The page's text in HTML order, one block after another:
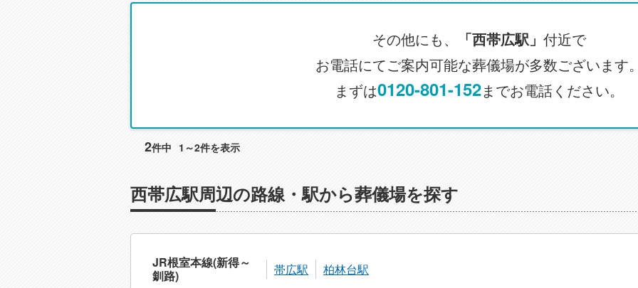
その他にも、 「西帯広駅」 付近で
お電話にてご案内可能な葬儀場が多数ございます
まずは0120-801-152までお電話ください。
2件中 1～2件を表示
西帯広駅周辺の路線・駅から葬儀場を探す
JR根室本線(新得～
釧路)
帯広駅 柏林台駅